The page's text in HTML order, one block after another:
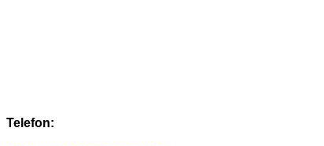
Telefon: